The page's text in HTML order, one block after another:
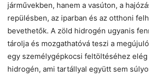
járművekben, hanem a vasúton, a
repülésben, az iparban és az otthoni
bevethetők. A zöld hidrogén ugyanis
tárolja és mozgathatóvá teszi a
egy személygépkocsi feltöltéséhez
hidrogén, ami tartállyal együtt sem